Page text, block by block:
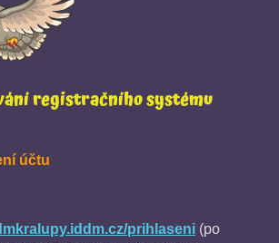
registračního systému
účtu
prihlaseni (po